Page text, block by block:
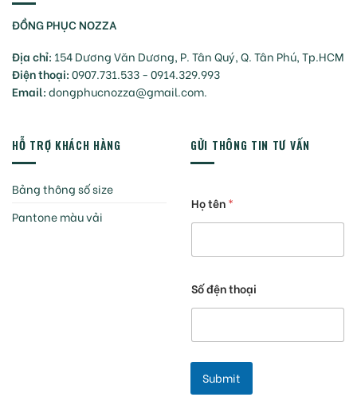
ĐỒNG PHỤC NOZZA
Địa chỉ: 154 Dương Văn Dương, P. Tân Quý, Q. Tân Phú, Tp.HCM
Điện thoại:0907.731.533 - 0914.329.993
Email:dongphucnozza@gmail.com.
HỖ TRỢ KHÁCH HÀNG
Bảng thông số size
Pantone màu vải
GỬI THÔNG TIN TƯ VẤN
Họ tên*
Số đện thoại
Submit